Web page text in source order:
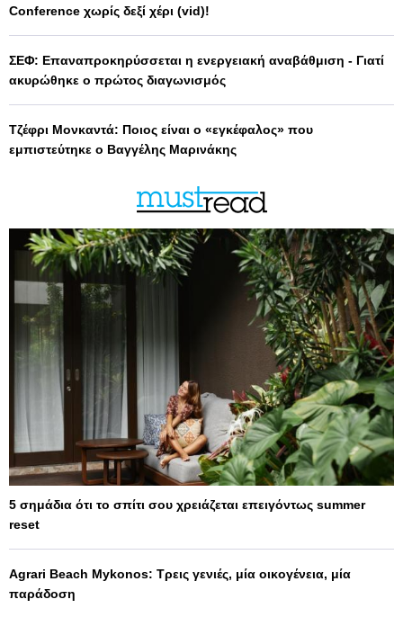
Conference χωρίς δεξί χέρι (vid)!
ΣΕΦ: Επαναπροκηρύσσεται η ενεργειακή αναβάθμιση - Γιατί
ακυρώθηκε ο πρώτος διαγωνισμός
Τζέφρι Μονκαντά: Ποιος είναι ο «εγκέφαλος» που
εμπιστεύτηκε ο Βαγγέλης Μαρινάκης
5 σημάδια ότι το σπίτι σου χρειάζεται επειγόντως summer
reset
Agrari Beach Mykonos: Τρεις γενιές, μία οικογένεια, μία
παράδοση